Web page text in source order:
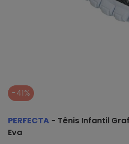
-41%
PERFECTA - Tênis Infantil
Eva